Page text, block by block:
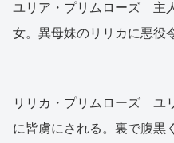
ユリア・プリムローズ 主
女。異母妹のリリカに悪役
リリカ・プリムローズ ユ
に皆虜にされる。裏で腹黒